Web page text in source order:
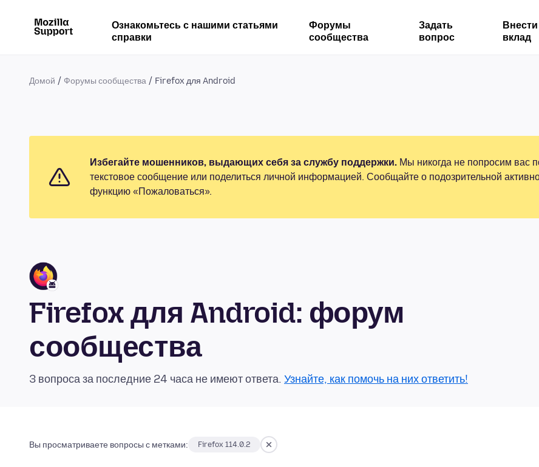
Ознакомьтесь с нашими статьями
справки
Форумы
сообщества
Задать
вопрос
Внести
вклад
Домой Форумы сообщества Firefox для Android
Избегайте мошенников, выдающих себя за службу поддержки. Мы никогда не попросим вас
текстовое сообщение или поделиться личной информацией. Сообщайте о подозрительной
функцию «Пожаловаться».
Firefox для Android: форум
сообщества
3 вопроса за последние 24 часа не имеют ответа. Узнайте, как помочь на них ответить!
Вы просматриваете вопросы с метками: Firefox 114.0.2